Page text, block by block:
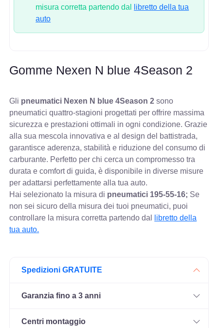
misura corretta partendo dal
libretto della tua
auto
Gomme Nexen N blue 4Season 2
Gli pneumatici Nexen N blue 4Season 2 sono
pneumatici quattro-stagioni progettati per offrire massima
sicurezza e prestazioni ottimali in ogni condizione. Grazie
alla sua mescola innovativa e al design del battistrada,
garantisce aderenza, stabilità e riduzione del consumo di
carburante. Perfetto per chi cerca un compromesso tra
durata e comfort di guida, è disponibile in diverse misure
per adattarsi perfettamente alla tua auto.
Hai selezionato la misura di pneumatici 195-55-16; Se
non sei sicuro della misura dei tuoi pneumatici, puoi
controllare la misura corretta partendo dal
libretto della
tua auto.
Spedizioni GRATUITE
Garanzia fino a 3 anni
Centri montaggio